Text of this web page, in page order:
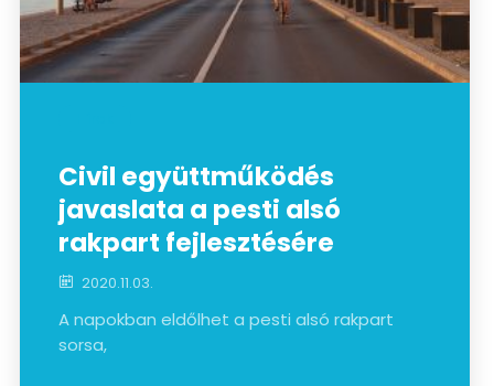
Civil együttműködés
javaslata a pesti alsó
rakpart fejlesztésére
2020.11.03.
A napokban eldőlhet a pesti alsó rakpart
sorsa,